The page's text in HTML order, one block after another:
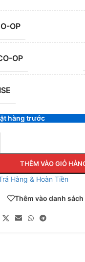
OP
OP
hàng trước
THÊM VÀO GIỎ
Hàng & Hoàn Tiền
Thêm vào danh